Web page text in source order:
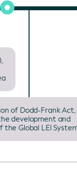
of Dodd-Frank Act,
development and
the Global LEI